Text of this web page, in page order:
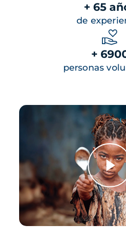
+ 65
de
+
personas